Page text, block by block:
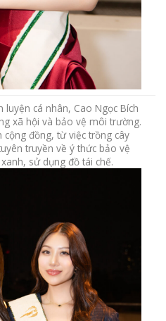
luyện cá nhân, Cao Ngọc Bích
xã hội và bảo vệ môi trường.
đồng, từ việc trồng cây
truyền về ý thức bảo vệ
sử dụng đồ tái chế.